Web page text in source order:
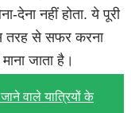
नहीं होता. ये पूरी
तरह से सफर करना
जाता है।
वाले यात्रियों के